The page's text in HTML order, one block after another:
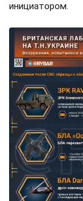
инициатором.